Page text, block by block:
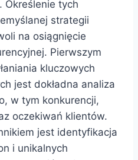
Określenie tych
strategii
na osiągnięcie
Pierwszym
kluczowych
jest dokładna analiza
w tym konkurencji,
oczekiwań klientów.
jest identyfikacja
i unikalnych